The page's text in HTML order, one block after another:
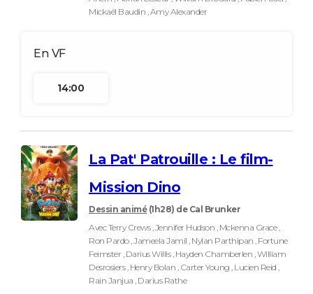
Mickaël Baudin , Amy Alexander
14:00
La Pat' Patrouille : Le film-
Mission Dino
Dessin animé (1h28) de Cal Brunker
Avec Terry Crews , Jennifer Hudson , Mckenna Grace ,
Ron Pardo , Jameela Jamil , Nylan Parthipan , Fortune
Feimster , Darius Willis , Hayden Chamberlen , William
Desrosiers , Henry Bolan , Carter Young , Lucien Reid ,
Rain Janjua , Darius Rathe